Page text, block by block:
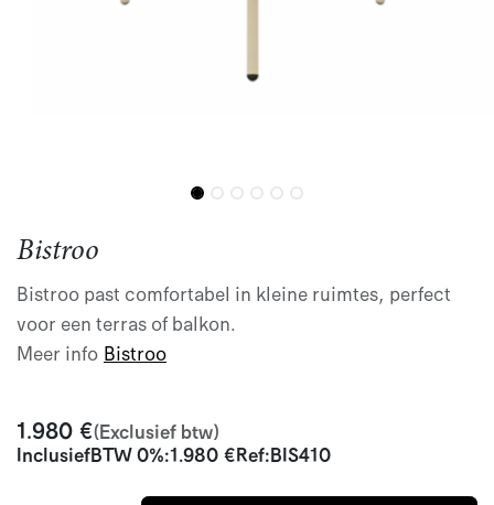
Bistroo
Bistroo past comfortabel in kleine ruimtes, perfect
voor een terras of balkon.
Meer info Bistroo
1.980 €(Exclusief btw)
InclusiefBTW 0%:1.980 €Ref:BIS410